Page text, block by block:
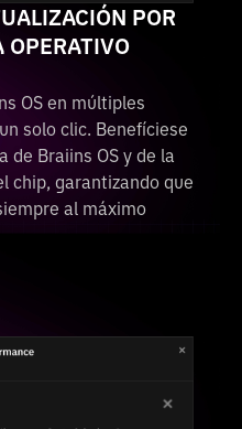
POR
OPERATIVO
OS en múltiples
solo clic. Benefíciese
de Braiins OS y de la
chip, garantizando que
al máximo